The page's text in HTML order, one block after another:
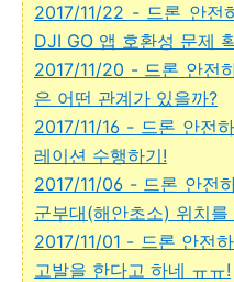
2017/11/22 - 드론 안전
DJI GO 앱 호환성 문제
2017/11/20 - 드론 안전
은 어떤 관계가 있을까?
2017/11/16 - 드론 안전
레이션 수행하기!
2017/11/06 - 드론 안전
군부대(해안초소) 위치를
2017/11/01 - 드론 안전
고발을 한다고 하네 ㅠㅠ!